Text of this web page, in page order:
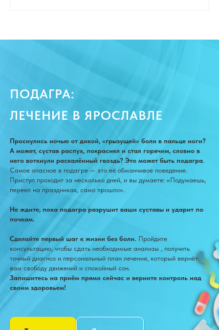
ПОДАГРА:
ЛЕЧЕНИЕ В ЯРОСЛАВЛЕ
Проснулись ночью от дикой, «грызущей» боли в пальце ноги?
А может, сустав распух, покраснел и стал горячим, словно в
него воткнули раскалённый гвоздь? Это может быть подагра.
Самое опасное в подагре — это её обманчивое поведение.
Приступ проходит за несколько дней, и вы думаете: «Подумаешь,
переел на праздниках, само прошло».
Не ждите, пока подагра разрушит ваши суставы и ударит по
почкам.
Сделайте первый шаг к жизни без боли. Пройдите
консультацию, чтобы сдать необходимые анализы , получить
точный диагноз и персональный план лечения, который вернёт
вам свободу движений и спокойный сон.
Запишитесь на приём прямо сейчас и верните контроль над
своим здоровьем!